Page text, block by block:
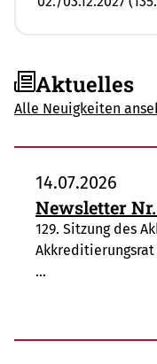
Aktuelles
Alle Neuigkeiten
14.07.2026
Newsletter
129. Sitzung des
Akkreditierungsrat
…